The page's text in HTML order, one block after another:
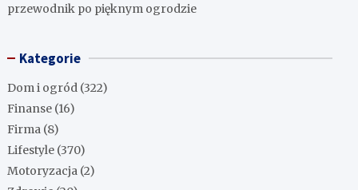
przewodnik po pięknym ogrodzie
Kategorie
Dom i ogród (322)
Finanse (16)
Firma (8)
Lifestyle (370)
Motoryzacja (2)